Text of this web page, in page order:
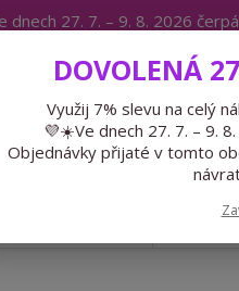
dnech 27. 7. – 9. 8. 2026
BLOG
DOVOLENÁ
Využij 7% slevu na celý
💜☀️Ve dnech 27. 7. – 9.
Objednávky přijaté v tomto